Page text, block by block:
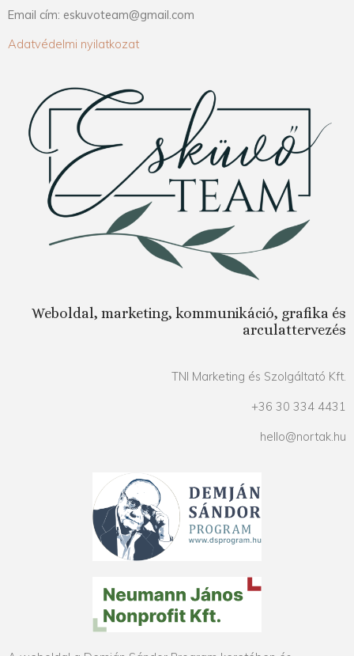
Email cím: eskuvoteam@gmail.com
Adatvédelmi nyilatkozat
Weboldal, marketing, kommunikáció, grafika és
arculattervezés
TNI Marketing és Szolgáltató Kft.
+36 30 334 4431
hello@nortak.hu